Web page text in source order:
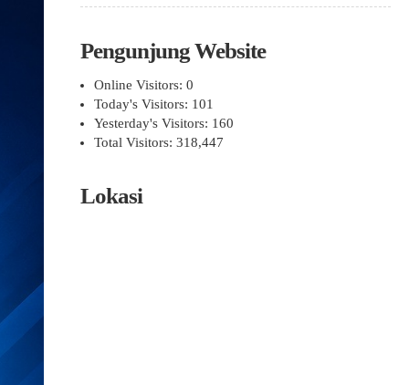
Pengunjung Website
Online Visitors: 0
Today's Visitors: 101
Yesterday's Visitors: 160
Total Visitors: 318,447
Lokasi